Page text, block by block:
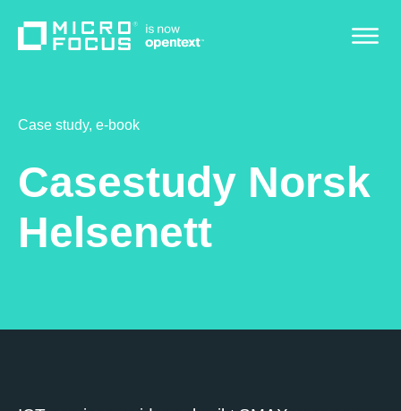
Case study, e-book
Casestudy Norsk
Helsenett